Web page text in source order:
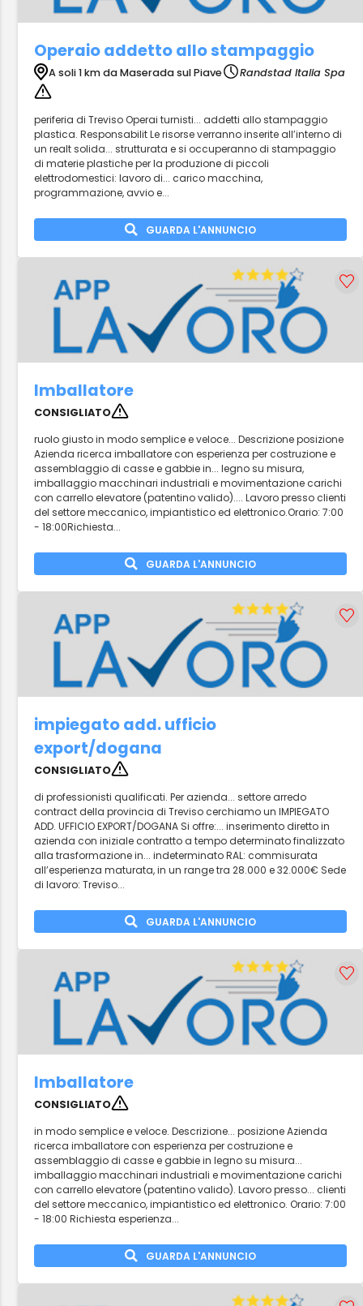
Operaio addetto allo stampaggio
A soli 1 km da Maserada sul Piave Randstad Italia Spa
periferia di Treviso Operai turnisti... addetti allo stampaggio
plastica. Responsabilit Le risorse verranno inserite all’interno di
un realt solida... strutturata e si occuperanno di stampaggio
di materie plastiche per la produzione di piccoli
elettrodomestici: lavoro di... carico macchina,
programmazione, avvio e...
GUARDA L'ANNUNCIO
Imballatore
CONSIGLIATO
ruolo giusto in modo semplice e veloce... Descrizione posizione
Azienda ricerca imballatore con esperienza per costruzione e
assemblaggio di casse e gabbie in... legno su misura,
imballaggio macchinari industriali e movimentazione carichi
con carrello elevatore (patentino valido).... Lavoro presso clienti
del settore meccanico, impiantistico ed elettronico.Orario: 7:00
- 18:00Richiesta...
GUARDA L'ANNUNCIO
impiegato add. ufficio
export/dogana
CONSIGLIATO
di professionisti qualificati. Per azienda... settore arredo
contract della provincia di Treviso cerchiamo un IMPIEGATO
ADD. UFFICIO EXPORT/DOGANA Si offre:... inserimento diretto in
azienda con iniziale contratto a tempo determinato finalizzato
alla trasformazione in... indeterminato RAL: commisurata
all’esperienza maturata, in un range tra 28.000 e 32.000€ Sede
di lavoro: Treviso...
GUARDA L'ANNUNCIO
Imballatore
CONSIGLIATO
in modo semplice e veloce. Descrizione... posizione Azienda
ricerca imballatore con esperienza per costruzione e
assemblaggio di casse e gabbie in legno su misura...
imballaggio macchinari industriali e movimentazione carichi
con carrello elevatore (patentino valido). Lavoro presso... clienti
del settore meccanico, impiantistico ed elettronico. Orario: 7:00
- 18:00 Richiesta esperienza...
GUARDA L'ANNUNCIO